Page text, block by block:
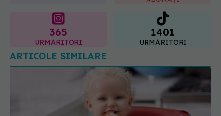
365
URMĂRITORI
1401
URMĂRITORI
ARTICOLE SIMILARE